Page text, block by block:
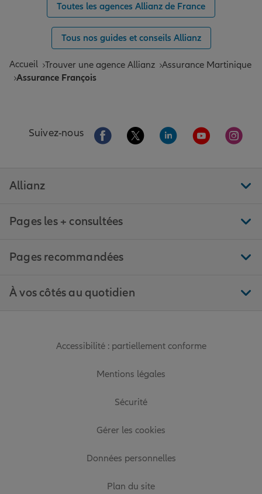
Toutes les agences Allianz de France
Tous nos guides et conseils Allianz
Accueil Trouver une agence Allianz Assurance Martinique
Assurance François
Suivez-nous Aller sur la page Facebook de Allianz
Aller sur la page Twitter de
Aller sur la page
Aller sur la
Aller
Allianz
Pages les + consultées
Pages recommandées
À vos côtés au quotidien
Accessibilité : partiellement conforme
Mentions légales
Sécurité
Gérer les cookies
Données personnelles
Plan du site